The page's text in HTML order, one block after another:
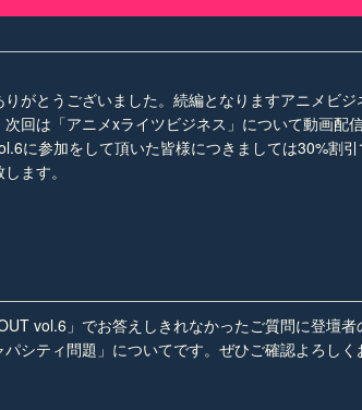
がとうございました。続編となりますアニメビジ
回は「アニメxライツビジネス」について動画配
に参加をして頂いた皆様につきましては30%割
ます。
vol.6」でお答えしきれなかったご質問に登壇者
シティ問題」についてです。ぜひご確認よろしく